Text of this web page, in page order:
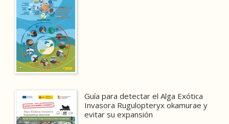
Guía para detectar el Alga Exótica
Invasora Rugulopteryx okamurae y
evitar su expansión